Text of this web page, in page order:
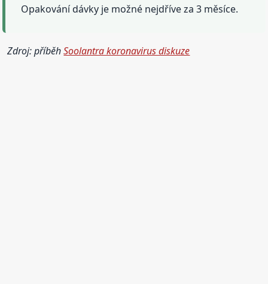
Opakování dávky je možné nejdříve za 3 měsíce.
Zdroj: příběhSoolantra koronavirus diskuze